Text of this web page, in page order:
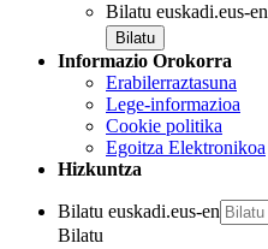
Bilatu euskadi.eus-en
Informazio Orokorra
Erabilerraztasuna
Lege-informazioa
Cookie politika
Egoitza Elektronikoa
Hizkuntza
Bilatu euskadi.eus-en
Bilatu